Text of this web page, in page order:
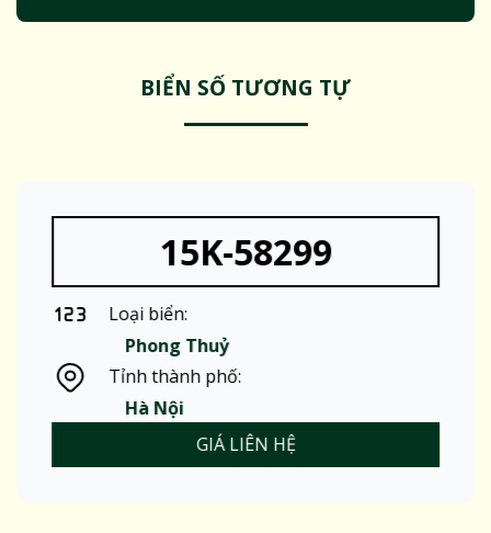
BIỂN SỐ TƯƠNG TỰ
15K-58299
Loại biển:
Phong Thuỷ
Tỉnh thành phố:
Hà Nội
GIÁ LIÊN HỆ